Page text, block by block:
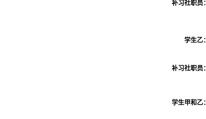
补习社职员：
学生乙：
补习社职员：
学生甲和乙：